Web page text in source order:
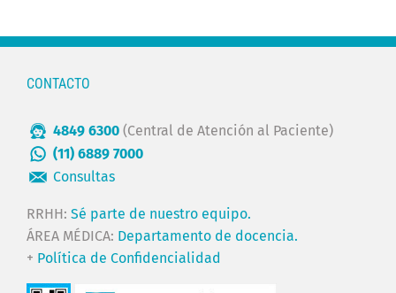
CONTACTO
4849 6300 (Central de Atención al Paciente)
(11) 6889 7000
Consultas
RRHH: Sé parte de nuestro equipo.
ÁREA MÉDICA: Departamento de docencia.
+ Política de Confidencialidad